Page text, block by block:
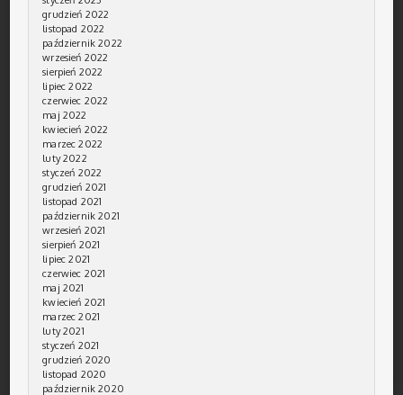
grudzień 2022
listopad 2022
październik 2022
wrzesień 2022
sierpień 2022
lipiec 2022
czerwiec 2022
maj 2022
kwiecień 2022
marzec 2022
luty 2022
styczeń 2022
grudzień 2021
listopad 2021
październik 2021
wrzesień 2021
sierpień 2021
lipiec 2021
czerwiec 2021
maj 2021
kwiecień 2021
marzec 2021
luty 2021
styczeń 2021
grudzień 2020
listopad 2020
październik 2020